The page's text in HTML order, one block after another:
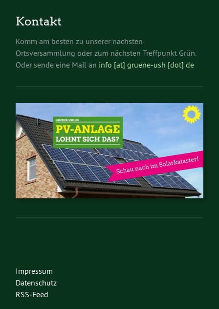
Kontakt
Komm am besten zu unserer nächsten
Ortsversammlung oder zum nächsten Treffpunkt Grün.
Oder sende eine Mail an info [at] gruene-ush [dot] de
Impressum
Datenschutz
RSS-Feed